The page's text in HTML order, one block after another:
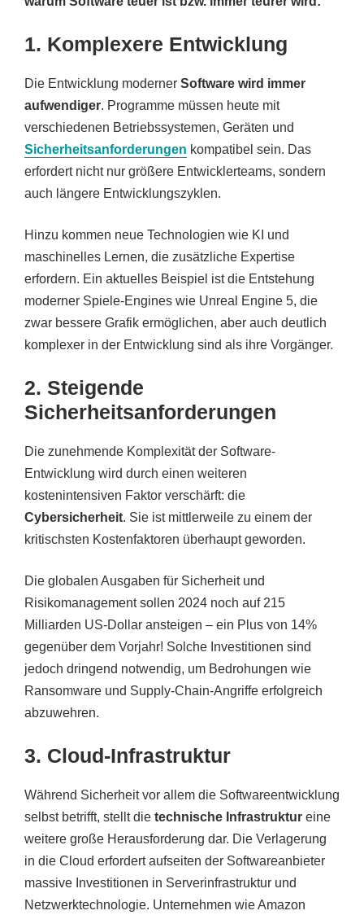
1. Komplexere Entwicklung
Die Entwicklung moderner Software wird immer
aufwendiger. Programme müssen heute mit
verschiedenen Betriebssystemen, Geräten und
Sicherheitsanforderungen kompatibel sein. Das
erfordert nicht nur größere Entwicklerteams, sondern
auch längere Entwicklungszyklen.
Hinzu kommen neue Technologien wie KI und
maschinelles Lernen, die zusätzliche Expertise
erfordern. Ein aktuelles Beispiel ist die Entstehung
moderner Spiele-Engines wie Unreal Engine 5, die
zwar bessere Grafik ermöglichen, aber auch deutlich
komplexer in der Entwicklung sind als ihre Vorgänger.
2. Steigende
Sicherheitsanforderungen
Die zunehmende Komplexität der Software-
Entwicklung wird durch einen weiteren
kostenintensiven Faktor verschärft: die
Cybersicherheit. Sie ist mittlerweile zu einem der
kritischsten Kostenfaktoren überhaupt geworden.
Die globalen Ausgaben für Sicherheit und
Risikomanagement sollen 2024 noch auf 215
Milliarden US-Dollar ansteigen – ein Plus von 14%
gegenüber dem Vorjahr! Solche Investitionen sind
jedoch dringend notwendig, um Bedrohungen wie
Ransomware und Supply-Chain-Angriffe erfolgreich
abzuwehren.
3. Cloud-Infrastruktur
Während Sicherheit vor allem die Softwareentwicklung
selbst betrifft, stellt die technische Infrastruktur eine
weitere große Herausforderung dar. Die Verlagerung
in die Cloud erfordert aufseiten der Softwareanbieter
massive Investitionen in Serverinfrastruktur und
Netzwerktechnologie. Unternehmen wie Amazon